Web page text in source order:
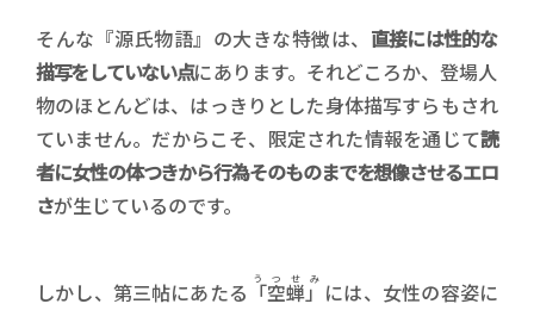
そんな『源氏物語』の大きな特徴は、 直接には性的な
描写をしていない点にあります。それどころか、登場人
物のほとんどは、はっきりとした身体描写すらもされ
ていません。だからこそ、限定された情報を通じて読
者に女性の体つきから行為そのものまでを想像させるエロ
さが生じているのです。
しかし、第三帖にあたる 「空蝉」
うつせみ には、女性の容姿に